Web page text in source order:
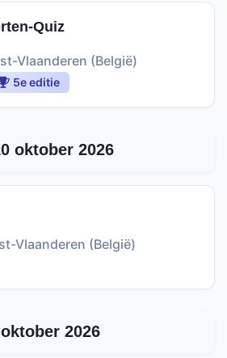
Quiz
Vlaanderen (België)
5e editie
oktober 2026
Vlaanderen (België)
2026